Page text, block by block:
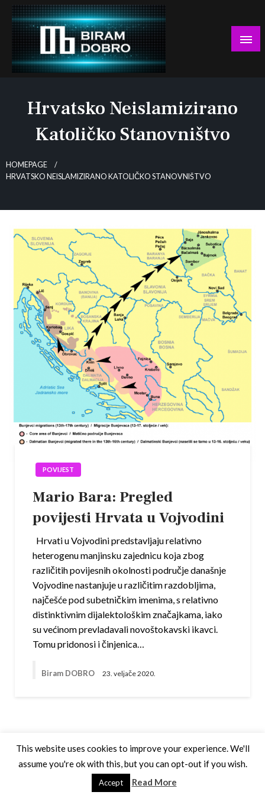
Skip
content
Hrvatsko Neislamizirano
Katoličko Stanovništvo
HOMEPAGE
HRVATSKO NEISLAMIZIRANO KATOLIČKO STANOVNIŠTVO
POVIJEST
Mario Bara: Pregled
povijesti Hrvata u Vojvodini
Hrvati u Vojvodini predstavljaju relativno
heterogenu manjinsku zajednicu koja zbog
različitih povijesnih okolnosti područje današnje
Vojvodine nastanjuje u različitim razdobljima,
najčešće pod subetničkim imenima, s relativno
distinktivnim dijalektološkim značajkama, iako
su većinom prevladavali novoštokavski ikavci.
Tomu pridonosi i činjenica…
Biram DOBRO 23. veljače 2020.
Theme by Silk Themes
This website uses cookies to improve your experience. We'll
assume you're ok with this, but you can opt-out if you wish.
Accept Read More